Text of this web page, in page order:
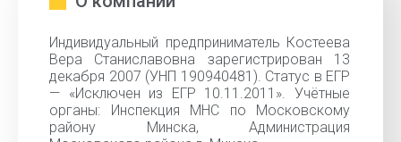
Индивидуальный предприниматель Костеева
Вера Станиславовна зарегистрирован 13
декабря 2007 (УНП 190940481). Статус в ЕГР
— «Исключен из ЕГР 10.11.2011». Учётные
органы: Инспекция МНС по Московскому
району Минска, Администрация